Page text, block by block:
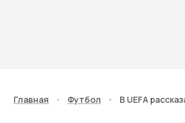
Главная • Футбол • В UEFA